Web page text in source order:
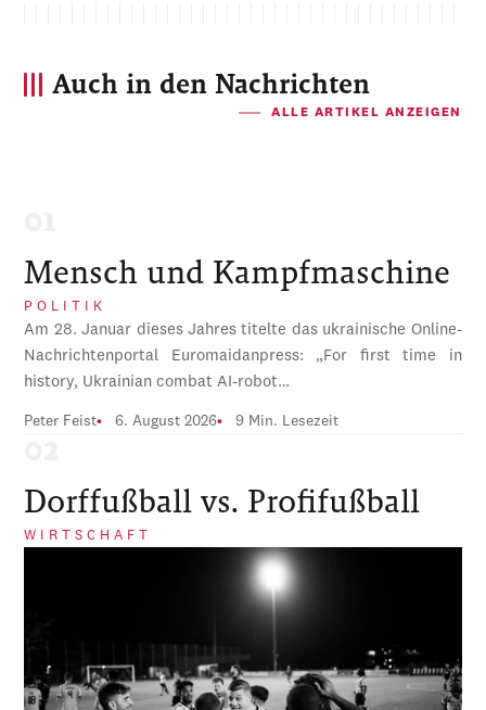
Auch in den Nachrichten
ALLE ARTIKEL ANZEIGEN
Mensch und Kampfmaschine
POLITIK
Am 28. Januar dieses Jahres titelte das ukrainische Online-
Nachrichtenportal Euromaidanpress: „For first time in
history, Ukrainian combat AI-robot…
Peter Feist 6. August 2026 9 Min. Lesezeit
Dorffußball vs. Profifußball
WIRTSCHAFT